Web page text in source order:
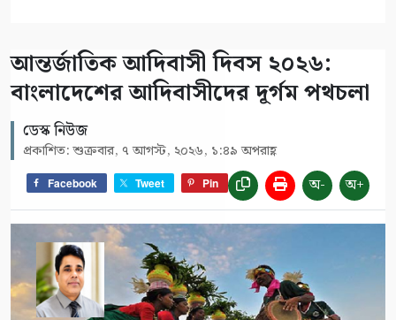
আন্তর্জাতিক আদিবাসী দিবস ২০২৬:
বাংলাদেশের আদিবাসীদের দূর্গম পথচলা
ডেস্ক নিউজ
প্রকাশিত: শুক্রবার, ৭ আগস্ট, ২০২৬, ১:৪৯ অপরাহ্ণ
Facebook Tweet Pin অ- অ+